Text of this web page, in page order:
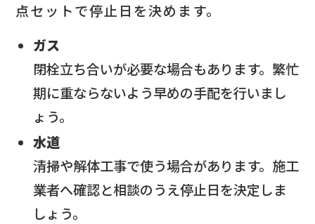
点セットで停止日を決めます。
ガス
閉栓立ち合いが必要な場合もあります。繁忙
期に重ならないよう早めの手配を行いまし
ょう。
水道
清掃や解体工事で使う場合があります。施工
業者へ確認と相談のうえ停止日を決定しま
しょう。